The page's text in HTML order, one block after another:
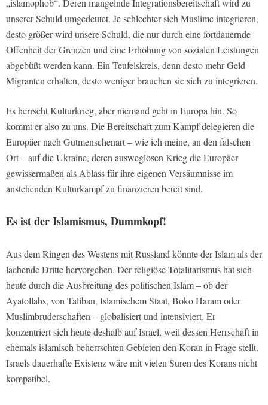
„islamophob“. Deren mangelnde Integrationsbereitschaft wird zu
unserer Schuld umgedeutet. Je schlechter sich Muslime integrieren,
desto größer wird unsere Schuld, die nur durch eine fortdauernde
Offenheit der Grenzen und eine Erhöhung von sozialen Leistungen
abgebüßt werden kann. Ein Teufelskreis, denn desto mehr Geld
Migranten erhalten, desto weniger brauchen sie sich zu integrieren.
Es herrscht Kulturkrieg, aber niemand geht in Europa hin. So
kommt er also zu uns. Die Bereitschaft zum Kampf delegieren die
Europäer nach Gutmenschenart – wie ich meine, an den falschen
Ort – auf die Ukraine, deren ausweglosen Krieg die Europäer
gewissermaßen als Ablass für ihre eigenen Versäumnisse im
anstehenden Kulturkampf zu finanzieren bereit sind.
Es ist der Islamismus, Dummkopf!
Aus dem Ringen des Westens mit Russland könnte der Islam als der
lachende Dritte hervorgehen. Der religiöse Totalitarismus hat sich
heute durch die Ausbreitung des politischen Islam – ob der
Ayatollahs, von Taliban, Islamischem Staat, Boko Haram oder
Muslimbruderschaften – globalisiert und intensiviert. Er
konzentriert sich heute deshalb auf Israel, weil dessen Herrschaft in
ehemals islamisch beherrschten Gebieten den Koran in Frage stellt.
Israels dauerhafte Existenz wäre mit vielen Suren des Korans nicht
kompatibel.